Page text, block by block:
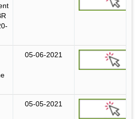
05-06-2021
05-05-2021